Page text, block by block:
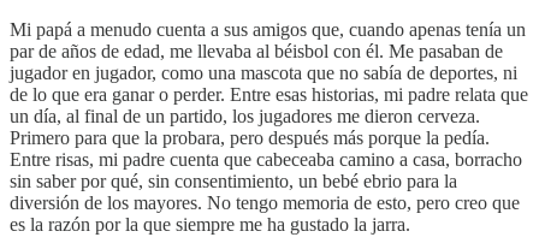
Mi papá a menudo cuenta a sus amigos que, cuando apenas tenía un
par de años de edad, me llevaba al béisbol con él. Me pasaban de
jugador en jugador, como una mascota que no sabía de deportes, ni
de lo que era ganar o perder. Entre esas historias, mi padre relata que
un día, al final de un partido, los jugadores me dieron cerveza.
Primero para que la probara, pero después más porque la pedía.
Entre risas, mi padre cuenta que cabeceaba camino a casa, borracho
sin saber por qué, sin consentimiento, un bebé ebrio para la
diversión de los mayores. No tengo memoria de esto, pero creo que
es la razón por la que siempre me ha gustado la jarra.